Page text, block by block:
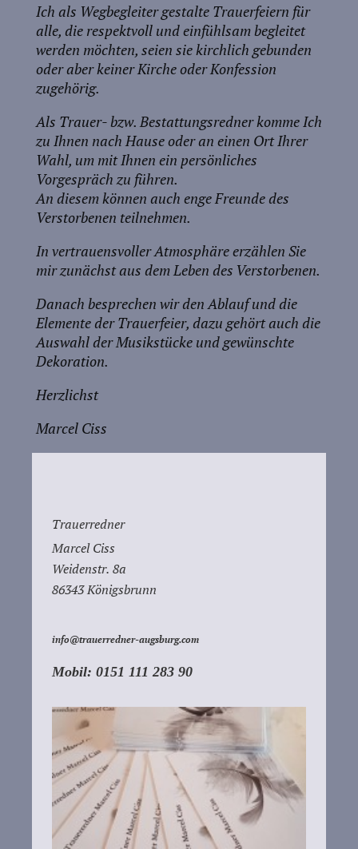
Ich als Wegbegleiter gestalte Trauerfeiern für
alle, die respektvoll und einfühlsam begleitet
werden möchten, seien sie kirchlich gebunden
oder aber keiner Kirche oder Konfession
zugehörig.
Als Trauer- bzw. Bestattungsredner komme Ich
zu Ihnen nach Hause oder an einen Ort Ihrer
Wahl, um mit Ihnen ein persönliches
Vorgespräch zu führen.
An diesem können auch enge Freunde des
Verstorbenen teilnehmen.
In vertrauensvoller Atmosphäre erzählen Sie
mir zunächst aus dem Leben des Verstorbenen.
Danach besprechen wir den Ablauf und die
Elemente der Trauerfeier, dazu gehört auch die
Auswahl der Musikstücke und gewünschte
Dekoration.
Herzlichst
Marcel Ciss
Trauerredner
Marcel Ciss
Weidenstr. 8a
86343Königsbrunn
info@trauerredner-augsburg.com
Mobil: 0151 111 283 90